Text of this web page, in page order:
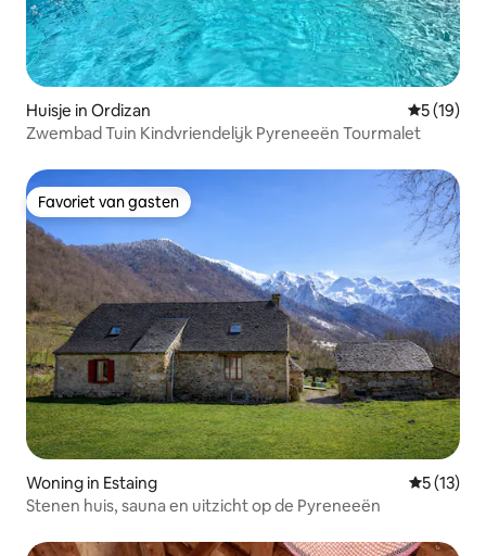
Huisje in Ordizan
5 (19)
Zwembad Tuin Kindvriendelijk Pyreneeën Tourmalet
Favoriet van gasten
Favoriet van gasten
Woning in Estaing
5 (13)
Stenen huis, sauna en uitzicht op de Pyreneeën